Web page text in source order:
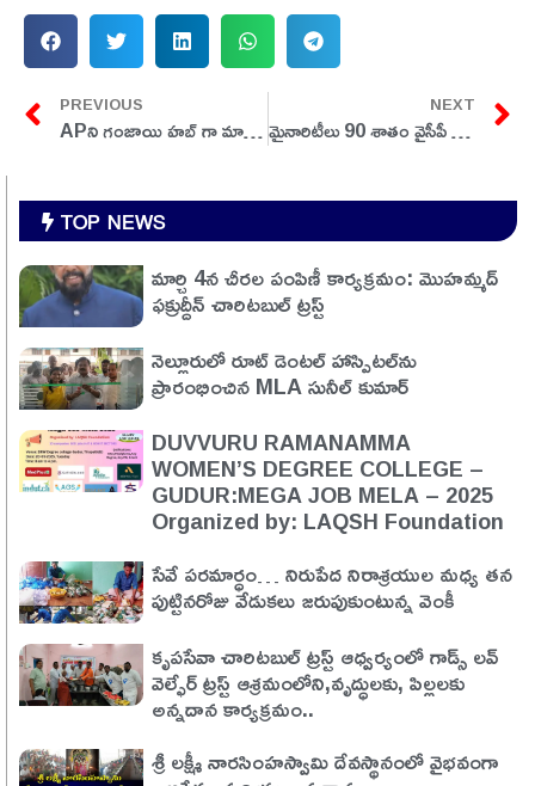
PREVIOUS
APని గంజాయి హబ్ గా మారుస్తూ యువతను నిర్వీర్యం చేయడమే కాక…
NEXT
మైనారిటీలు 90 శాతం వైసీపీ వైపే:వైసీపీ మైనారిటీ సెల్ రాష్ట్ర కార్యదర్శి ఎండి. మగ్ధూమ్ మొహిద్దీన్
TOP NEWS
మార్చి 4న చీరల పంపిణీ కార్యక్రమం: మొహమ్మద్
ఫక్రుద్దీన్ చారిటబుల్ ట్రస్ట్
నెల్లూరులో రూట్ డెంటల్ హాస్పిటల్‌ను
ప్రారంభించిన MLA సునీల్ కుమార్
DUVVURU RAMANAMMA
WOMEN’S DEGREE COLLEGE –
GUDUR:MEGA JOB MELA – 2025
Organized by: LAQSH Foundation
సేవే పరమార్ధం… నిరుపేద నిరాశ్రయుల మధ్య తన
పుట్టినరోజు వేడుకలు జరుపుకుంటున్న వెంకీ
కృపసేవా చారిటబుల్ ట్రస్ట్ ఆధ్వర్యంలో గాడ్స్ లవ్
వెల్ఫేర్ ట్రస్ట్ ఆశ్రమంలోని,వృద్ధులకు, పిల్లలకు
అన్నదాన కార్యక్రమం..
శ్రీ లక్ష్మీ నారసింహస్వామి దేవస్థానంలో వైభవంగా